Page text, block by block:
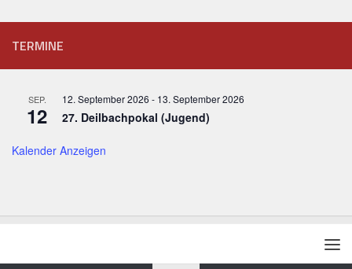
TERMINE
SEP.
12
12. September 2026 - 13. September 2026
27. Deilbachpokal (Jugend)
Kalender Anzeigen